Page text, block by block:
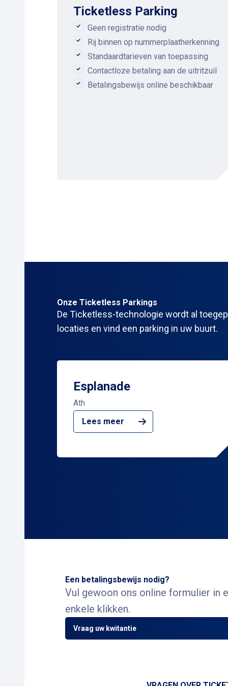
Ticketless Parking
Geen registratie nodig
Rij binnen op nummerplaatherkenning
Standaardtarieven van toepassing
Contactloze betaling aan de uitritzuil
Betalingsbewijs online beschikbaar
Onze Ticketless Parkings
De Ticketless-technologie wordt al
locaties en vind een parking in uw buurt.
Esplanade
Ath
Lees meer
Een betalingsbewijs nodig?
Vul gewoon ons online formulier in
enkele klikken.
Vraag uw kwitantie